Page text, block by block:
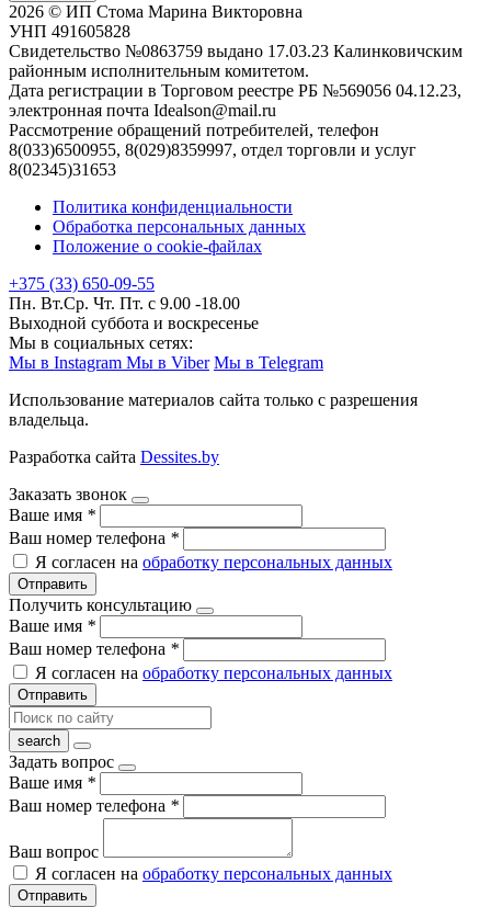
2026 © ИП Стома Марина Викторовна
УНП 491605828
Свидетельство №0863759 выдано 17.03.23 Калинковичским
районным исполнительным комитетом.
Дата регистрации в Торговом реестре РБ №569056 04.12.23,
электронная почта Idealson@mail.ru
Рассмотрение обращений потребителей, телефон
8(033)6500955, 8(029)8359997, отдел торговли и услуг
8(02345)31653
Политика конфиденциальности
Обработка персональных данных
Положение о cookie-файлах
+375 (33) 650-09-55
Пн. Вт.Ср. Чт. Пт. с 9.00 -18.00
Выходной суббота и воскресенье
Мы в социальных сетях:
Мы в Instagram Мы в Viber Мы в Telegram
Использование материалов сайта только с разрешения
владельца.
Разработка сайта Dessites.by
Заказать звонок
Ваше имя *
Ваш номер телефона *
Я согласен на обработку персональных данных
Отправить
Получить консультацию
Ваше имя *
Ваш номер телефона *
Я согласен на обработку персональных данных
Отправить
Задать вопрос
Ваше имя *
Ваш номер телефона *
Ваш вопрос
Я согласен на обработку персональных данных
Отправить